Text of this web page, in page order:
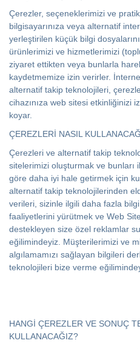
Çerezler, seçeneklerimizi ve
bilgisayarınıza veya alternatif
yerleştirilen küçük bilgi
ürünlerimizi ve hizmetlerimizi
ziyaret ettikten veya bunlarla
kaydetmemize izin verirler.
alternatif takip teknolojileri,
cihazınıza web sitesi etkinliğinizi
koyar.
ÇEREZLERİ NASIL
Çerezleri ve alternatif takip
sitelerimizi oluşturmak ve bunları
göre daha iyi hale getirmek için
alternatif takip teknolojilerinden
verileri, sizinle ilgili daha fazla
faaliyetlerini yürütmek ve Web
destekleyen size özel reklamlar
eğilimindeyiz. Müşterilerimizi ve
algılamamızı sağlayan bilgileri
teknolojileri bize verme
HANGİ ÇEREZLER VE SONUÇ
KULLANACAĞIZ?